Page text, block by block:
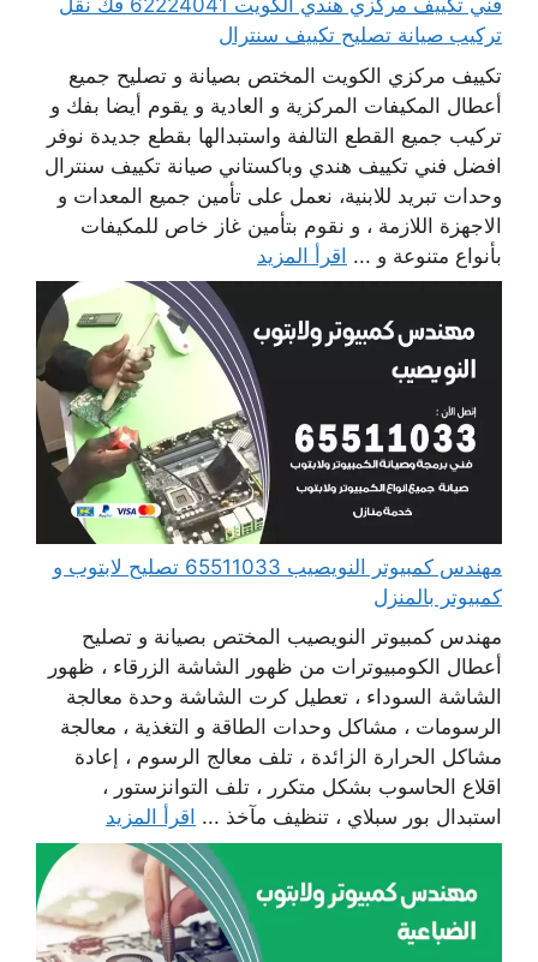
فني تكييف مركزي هندي الكويت 62224041 فك نقل
تركيب صيانة تصليح تكييف سنترال
تكييف مركزي الكويت المختص بصيانة و تصليح جميع
أعطال المكيفات المركزية و العادية و يقوم أيضا بفك و
تركيب جميع القطع التالفة واستبدالها بقطع جديدة نوفر
افضل فني تكييف هندي وباكستاني صيانة تكييف سنترال
وحدات تبريد للابنية، نعمل على تأمين جميع المعدات و
الاجهزة اللازمة ، و نقوم بتأمين غاز خاص للمكيفات
بأنواع متنوعة و ... اقرأ المزيد
مهندس كمبيوتر النويصيب 65511033 تصليح لابتوب و
كمبيوتر بالمنزل
مهندس كمبيوتر النويصيب المختص بصيانة و تصليح
أعطال الكومبيوترات من ظهور الشاشة الزرقاء ، ظهور
الشاشة السوداء ، تعطيل كرت الشاشة وحدة معالجة
الرسومات ، مشاكل وحدات الطاقة و التغذية ، معالجة
مشاكل الحرارة الزائدة ، تلف معالج الرسوم ، إعادة
اقلاع الحاسوب بشكل متكرر ، تلف التوانزستور ،
استبدال بور سبلاي ، تنظيف مآخذ ... اقرأ المزيد